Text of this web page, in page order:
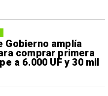
Gobierno amplía
comprar primera
a 6.000 UF y 30 mil